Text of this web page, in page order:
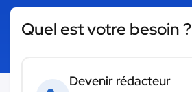
Quel est votre besoin ?
Devenir rédacteur